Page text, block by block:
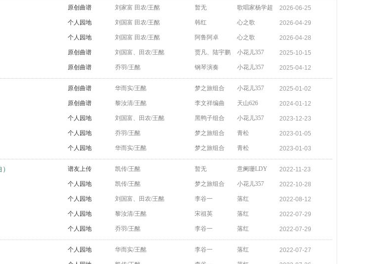
原创曲谱 刘家富 田农/王酩 暂无 歌唱家杨学超 2026-06-25
个人园地 刘国富 田农/王酩 韩红 心之歌 2026-04-29
个人园地 刘国富 田农/王酩 阿鲁阿卓 心之歌 2026-04-28
原创曲谱 刘国富、田农/王酩 贾凡、陆宇鹏 小花儿357 2025-10-15
原创曲谱 乔羽/王酩 钢琴演奏 小花儿357 2025-04-12
原创曲谱 华而实/王酩 梦之旅组合 小花儿357 2025-01-02
原创曲谱 黎汝清/王酩 李文祥编曲 天山626 2024-01-12
个人园地 刘国富、田农/王酩 黑鸭子组合 小花儿357 2023-12-23
个人园地 乔羽/王酩 梦之旅组合 青松 2023-01-05
个人园地 华而实/王酩 梦之旅组合 青松 2023-01-03
谱友上传 凯传/王酩 暂无 意阑珊LDY 2022-11-23
个人园地 凯传/王酩 梦之旅组合 小花儿357 2022-10-28
个人园地 刘国富、田农/王酩 李谷一 落红 2022-08-12
个人园地 黎汝清/王酩 宋祖英 落红 2022-07-29
个人园地 乔羽/王酩 李谷一 落红 2022-07-29
个人园地 华而实/王酩 李谷一 落红 2022-07-27